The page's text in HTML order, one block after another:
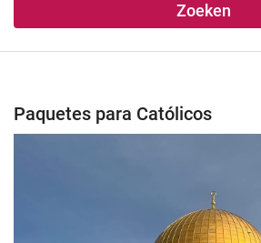
Zoeken
Paquetes para Católicos